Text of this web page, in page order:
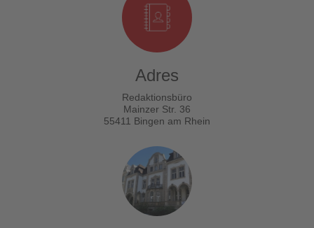
Adres
Redaktionsbüro
Mainzer Str. 36
55411 Bingen am Rhein